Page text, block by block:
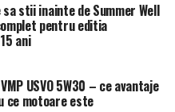
de la
/ Comisarul de Prahova –
stii inainte de Summer Well
pentru editia
ani
USVO 5W30 – ce avantaje
ce motoare este